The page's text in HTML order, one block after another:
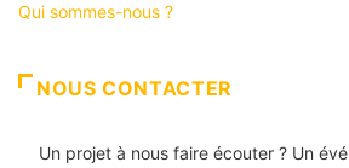
Qui sommes-nous ?
NOUS CONTACTER
Un projet à nous faire écouter ? Un